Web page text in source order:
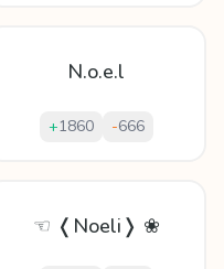
N.o.e.l
+1860 -666
☜ ❬Noeli❭ ❀